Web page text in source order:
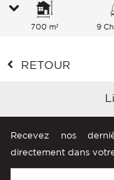
700 m² 9
RETOUR
Recevez nos
directement dans